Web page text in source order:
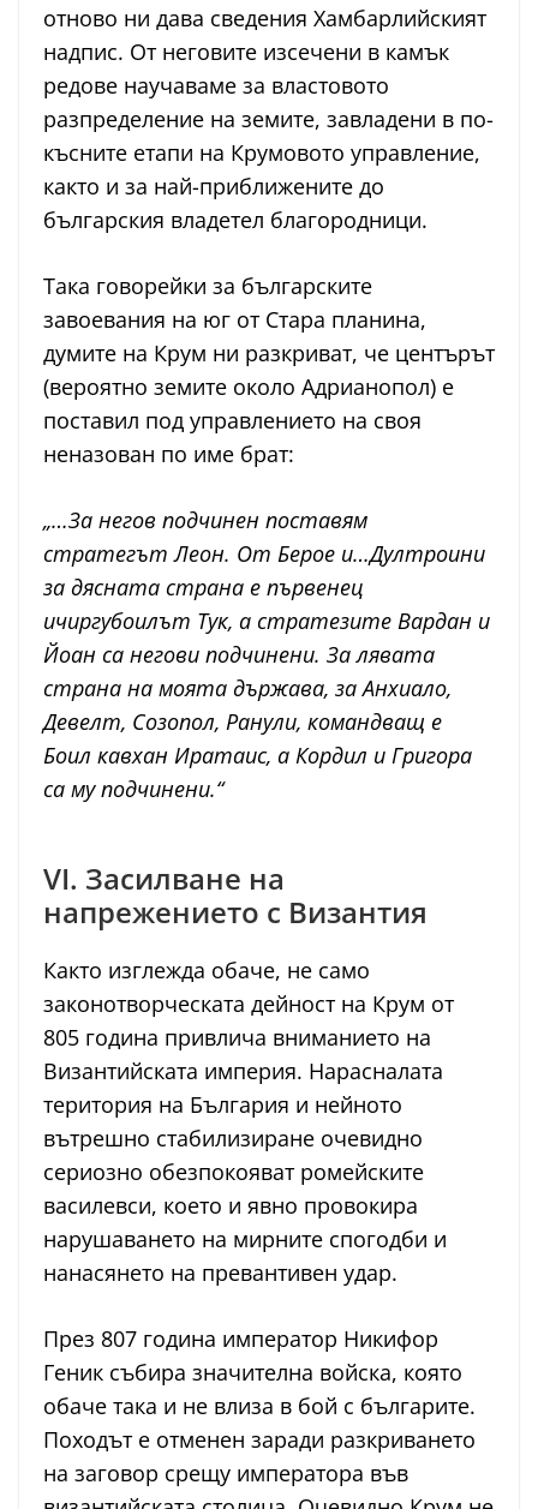
отново ни дава сведения Хамбарлийският
надпис. От неговите изсечени в камък
редове научаваме за властовото
разпределение на земите, завладени в по-
късните етапи на Крумовото управление,
както и за най-приближените до
българския владетел благородници.
Така говорейки за българските
завоевания на юг от Стара планина,
думите на Крум ни разкриват, че центърът
(вероятно земите около Адрианопол) е
поставил под управлението на своя
неназован по име брат:
„…За негов подчинен поставям
стратегът Леон. От Берое и…Дултроини
за дясната страна е първенец
ичиргубоилът Тук, а стратезите Вардан и
Йоан са негови подчинени. За лявата
страна на моята държава, за Анхиало,
Девелт, Созопол, Ранули, командващ е
Боил кавхан Иратаис, а Кордил и Григора
са му подчинени.“
VI. Засилване на
напрежението с Византия
Както изглежда обаче, не само
законотворческата дейност на Крум от
805 година привлича вниманието на
Византийската империя. Нарасналата
територия на България и нейното
вътрешно стабилизиране очевидно
сериозно обезпокояват ромейските
василевси, което и явно провокира
нарушаването на мирните спогодби и
нанасянето на превантивен удар.
През 807 година император Никифор
Геник събира значителна войска, която
обаче така и не влиза в бой с българите.
Походът е отменен заради разкриването
на заговор срещу императора във